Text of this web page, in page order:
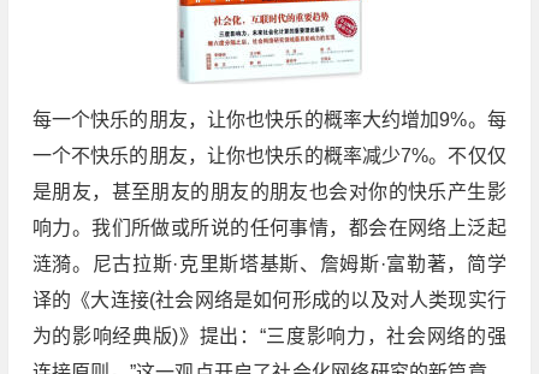
每一个快乐的朋友，让你也快乐的概率大约增加9%。每
一个不快乐的朋友，让你也快乐的概率减少7%。不仅仅
是朋友，甚至朋友的朋友的朋友也会对你的快乐产生影
响力。我们所做或所说的任何事情，都会在网络上泛起
涟漪。尼古拉斯·克里斯塔基斯、詹姆斯·富勒著，简学
译的《大连接(社会网络是如何形成的以及对人类现实行
为的影响经典版)》提出：“三度影响力，社会网络的强